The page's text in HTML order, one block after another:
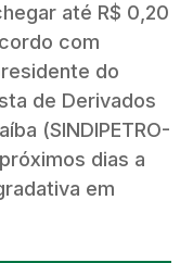
até R$ 0,20
com
do
de Derivados
(SINDIPETRO-
dias a
em